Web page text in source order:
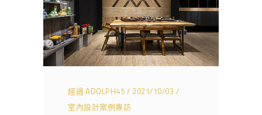
經過 ADOLPH45
2021/10/03
室內設計案例專訪